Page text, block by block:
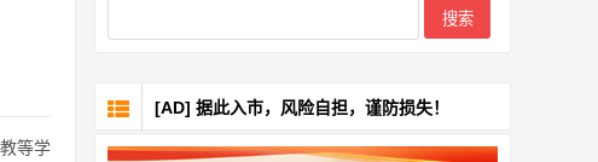
等学
[AD] 据此入市，风险自担，谨防损失！